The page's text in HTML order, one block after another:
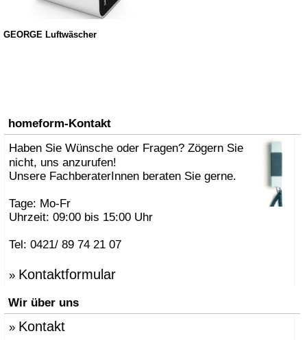
GEORGE Luftwäscher
homeform-Kontakt
Haben Sie Wünsche oder Fragen? Zögern Sie
nicht, uns anzurufen!
Unsere FachberaterInnen beraten Sie gerne.
Tage: Mo-Fr
Uhrzeit: 09:00 bis 15:00 Uhr
Tel: 0421/ 89 74 21 07
» Kontaktformular
Wir über uns
» Kontakt